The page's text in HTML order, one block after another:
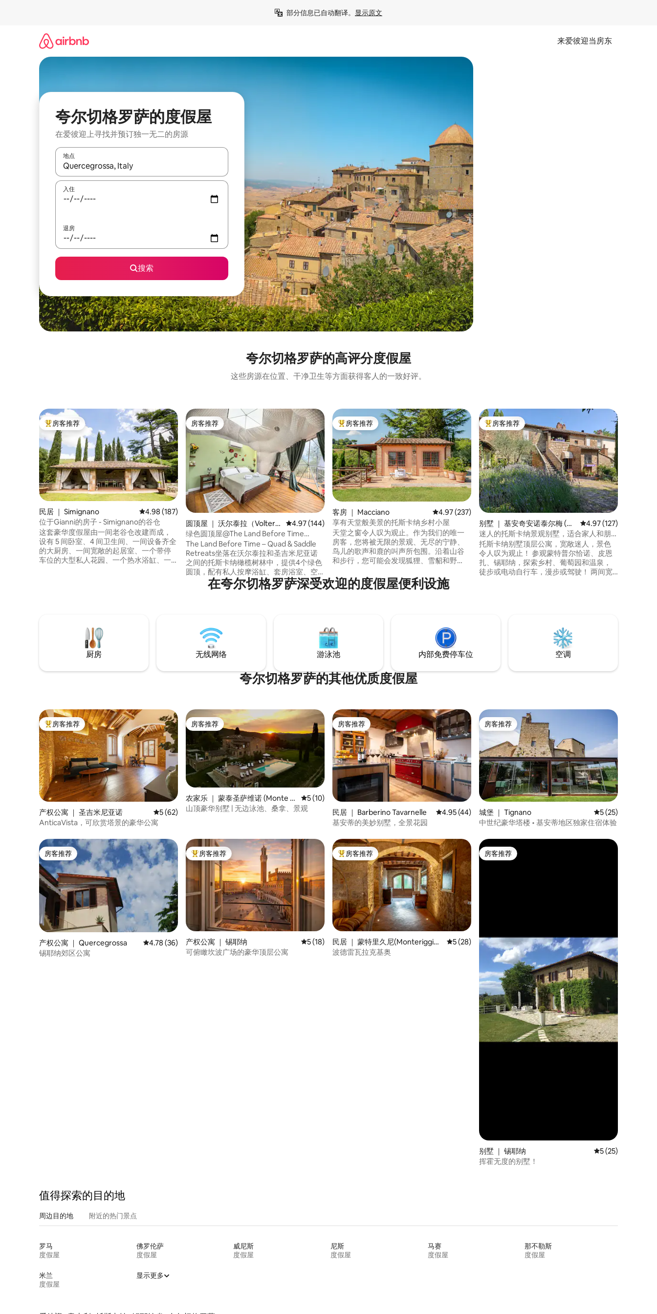
部分信息已自动翻译。 显示原文
来爱彼迎当房东
夸尔切格罗萨的度假屋
在爱彼迎上寻找并预订独一无二的房源
地点
如有搜索结果，请使用上下方向键查看，或通过点击或滑动手势浏览。
入住
退房
搜索
夸尔切格罗萨的高评分度假屋
这些房源在位置、干净卫生等方面获得客人的一致好评。
热门「房客推荐」
房客推荐
民居 ｜ Simignano 平均评分 4.98 分（满分 5 分），共 187 条评价
4.98 (187)
位于Gianni的房子 - Simignano的谷仓
这套豪华度假屋由一间老谷仓改建而成，
设有 5 间卧室、4 间卫生间、一间设备齐全
的大厨房、一间宽敞的起居室、一个带停
车位的大型私人花园、一个热水浴缸、一
享用晚餐。 在这片人间天堂中，一场难忘
的度假体验正等着您！
房客推荐
房客推荐
圆顶屋 ｜ 沃尔泰拉（Volterr
a）
平均评分 4.97 分（满分 5 分），共 144 条评价
4.97 (144)
绿色圆顶屋@The Land Before Time
Retreats
The Land Before Time – Quad & Saddle
Retreats坐落在沃尔泰拉和圣吉米尼亚诺
之间的托斯卡纳橄榄树林中，提供4个绿色
圆顶，配有私人按摩浴缸、套房浴室、空
调和无线网络。 每天早上在Cupola休息室
享用早餐，欣赏壮丽的景色。 在您入住期
热门「房客推荐」
房客推荐
客房 ｜ Macciano 平均评分 4.97 分（满分 5 分），共 237 条评价
4.97 (237)
享有天堂般美景的托斯卡纳乡村小屋
天堂之窗令人叹为观止。作为我们的唯一
房客，您将被无限的景观、无尽的宁静、
鸟儿的歌声和鹿的叫声所包围。沿着山谷
和步行，您可能会发现狐狸、雪貂和野
罗伦萨之间。靠近锡耶纳、奥尔恰谷和无
数温泉。私人天堂，周围有神圣的餐饮和
热门「房客推荐」
房客推荐
别墅 ｜ 基安奇安诺泰尔梅 (Ch
ianciano Terme)
平均评分 4.97 分（满
4.97 (127)
迷人的托斯卡纳景观别墅，适合家人和朋
友入住
托斯卡纳别墅顶层公寓，宽敞迷人，景色
令人叹为观止！ 参观蒙特普尔恰诺、皮恩
扎、锡耶纳，探索乡村、葡萄园和温泉，
徒步或电动自行车，漫步或驾驶！ 两间宽
当地人一样体验托斯卡纳！
在夸尔切格罗萨深受欢迎的度假屋便利设施
厨房 无线网络 游泳池 内部免费停车位 空调
夸尔切格罗萨的其他优质度假屋
热门「房客推荐」
房客推荐
产权公寓 ｜ 圣吉米尼亚诺 平均评分 5 分（满分 5 分），共 62 条评价
5 (62)
AnticaVista，可欣赏塔景的豪华公寓
房客推荐
房客推荐
农家乐 ｜ 蒙泰圣萨维诺 (Monte S
an Savino)
平均评分 5 分（满分 5 分），共 10 条评价
5 (10)
山顶豪华别墅 | 无边泳池、桑拿、景观
房客推荐
房客推荐
民居 ｜ Barberino Tavarnelle 平均评分 4.95 分（满分 5 分），共 44 条评价
4.95 (44)
基安蒂的美妙别墅，全景花园
房客推荐
房客推荐
城堡 ｜ Tignano 平均评分 5 分（满
5 (25)
中世纪豪华塔楼 • 基安蒂地区独家住宿体验
房客推荐
房客推荐
产权公寓 ｜ Quercegrossa 平均评分 4.78 分（满分 5 分），共 36 条评价
4.78 (36)
锡耶纳郊区公寓
热门「房客推荐」
房客推荐
产权公寓 ｜ 锡耶纳 平均评分 5 分（满分 5 分），共 18 条评价
5 (18)
可俯瞰坎波广场的豪华顶层公寓
热门「房客推荐」
房客推荐
民居 ｜ 蒙特里久尼(Monteriggion
i)
平均评分 5 分（满分 5 分），共 28 条评价
5 (28)
波德雷瓦拉克基奥
房客推荐
房客推荐
别墅 ｜ 锡耶纳 平均评分 5 分（满
5 (25)
挥霍无度的别墅！
值得探索的目的地
周边目的地 附近的热门景点
罗马
度假屋
佛罗伦萨
度假屋
威尼斯
度假屋
尼斯
度假屋
马赛
度假屋
那不勒斯
度假屋
米兰
度假屋
显示更多